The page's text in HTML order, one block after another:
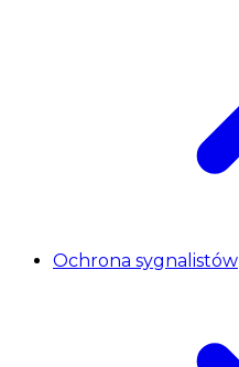
Ochrona sygnalistów